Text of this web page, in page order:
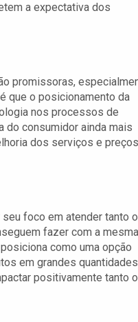
a expectativa dos
promissoras,
que o posicionamento da
nos processos de
do consumidor ainda mais
dos serviços e
foco em atender tanto o
fazer com a mesma
como uma opção
em grandes
positivamente tanto